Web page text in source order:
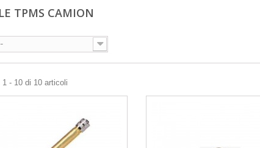
TPMS CAMION
1 - 10 di 10 articoli